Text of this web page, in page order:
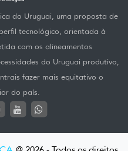
do Uruguai, uma proposta de
tecnológico, orientada à
com os alineamentos
do Uruguai produtivo,
fazer mais equitativo o
do país.